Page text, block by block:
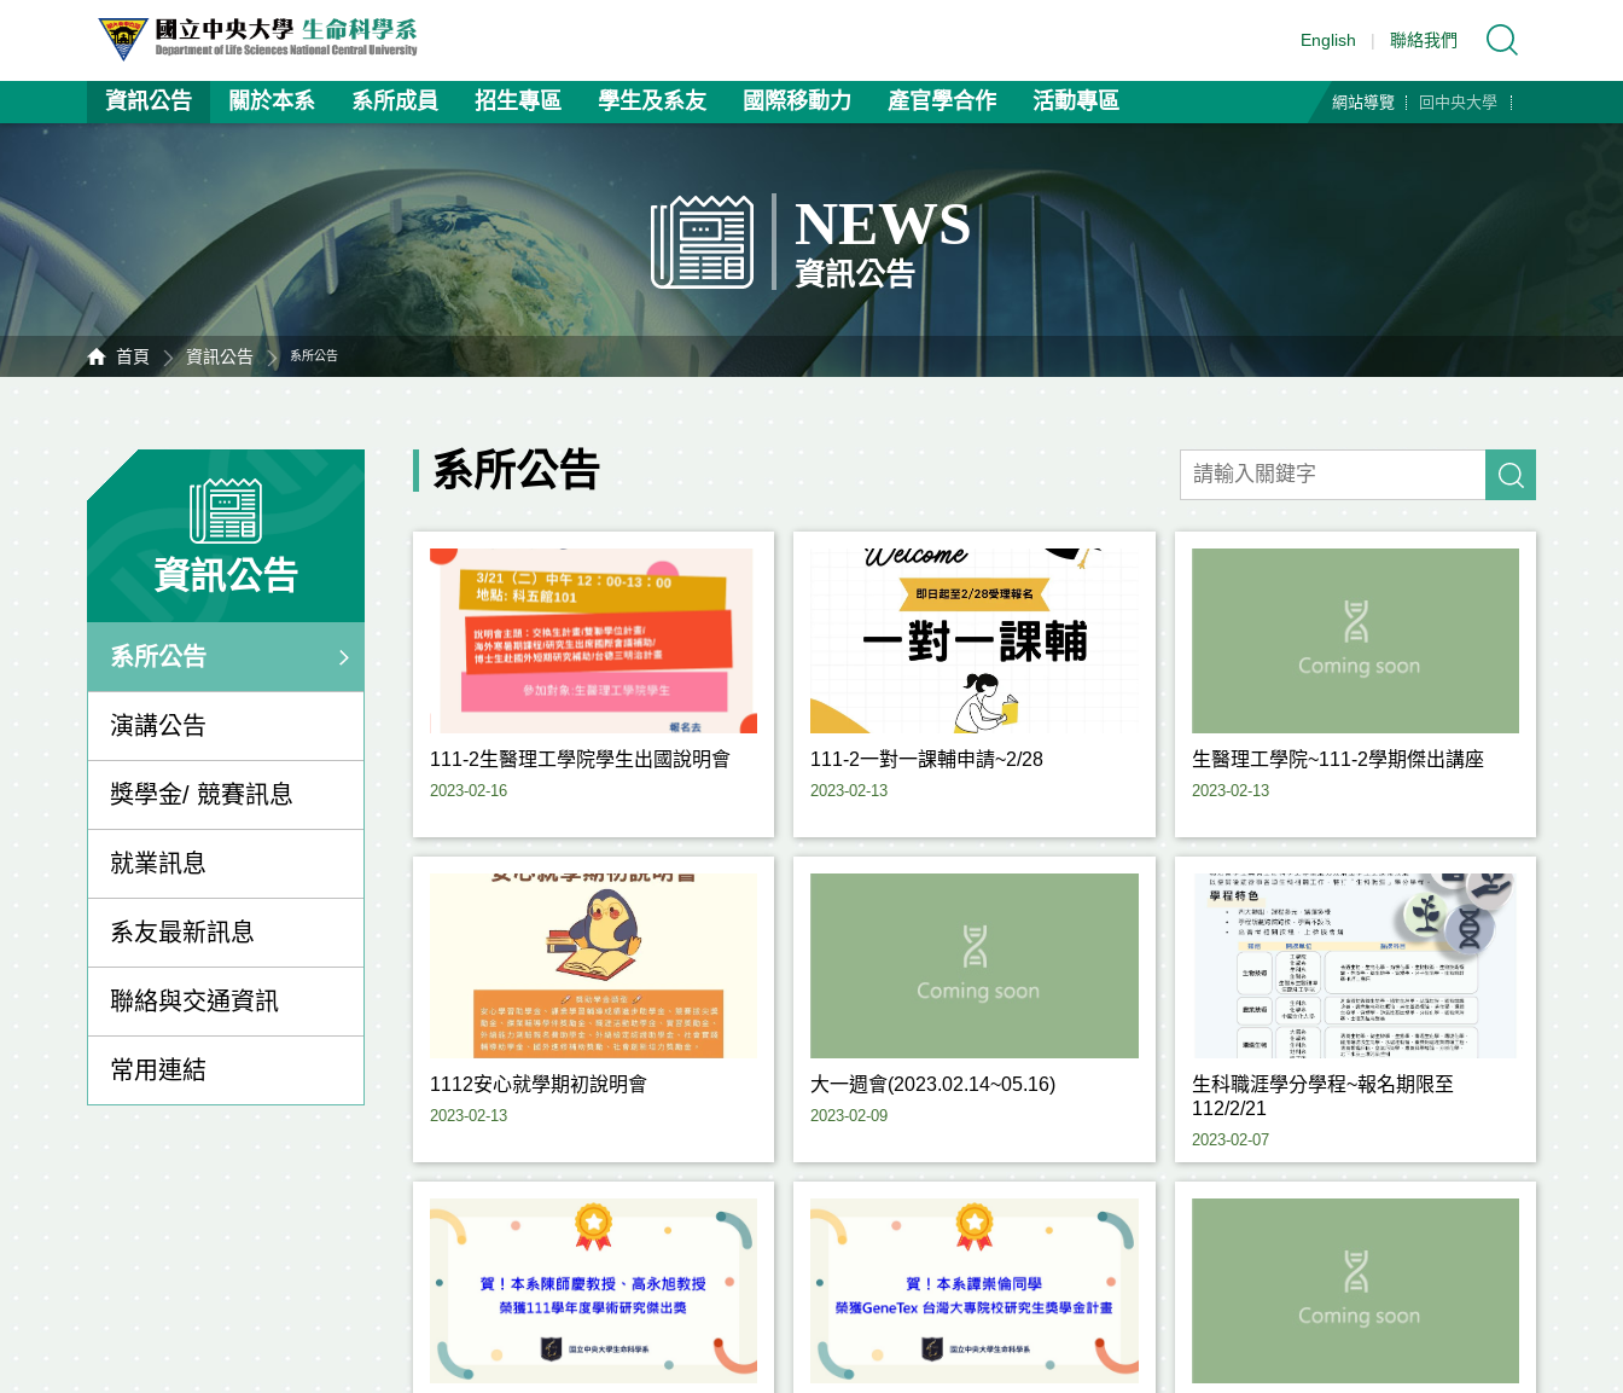
English | 聯絡我們
資訊公告 關於本系 系所成員 招生專區 學生及系友 國際移動力 產官學合作 活動專區 網站導覽 回中央大學
NEWS
資訊公告
首頁 資訊公告 系所公告
資訊公告
系所公告
演講公告
獎學金/ 競賽訊息
就業訊息
系友最新訊息
聯絡與交通資訊
常用連結
系所公告
111-2生醫理工學院學生出國說明會
2023-02-16
111-2一對一課輔申請~2/28
2023-02-13
生醫理工學院~111-2學期傑出講座
2023-02-13
1112安心就學期初說明會
2023-02-13
大一週會(2023.02.14~05.16)
2023-02-09
生科職涯學分學程~報名期限至
112/2/21
2023-02-07